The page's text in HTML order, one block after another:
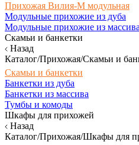
Прихожая Вилия-М модульная
Модульные прихожие из дуба
Модульные прихожие из массива
Скамьи и банкетки
Назад
Каталог/Прихожая/Скамьи и
Скамьи и банкетки
Банкетки из дуба
Банкетки из массива
Тумбы и комоды
Шкафы для прихожей
Назад
Каталог/Прихожая/Шкафы для